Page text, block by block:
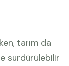
tarım da
sürdürülebilir